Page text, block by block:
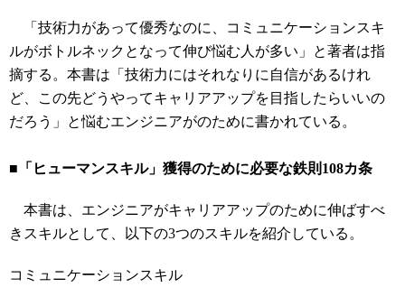
「技術力があって優秀なのに、コミュニケーションスキ
ルがボトルネックとなって伸び悩む人が多い」と著者は指
摘する。本書は「技術力にはそれなりに自信があるけれ
ど、この先どうやってキャリアアップを目指したらいいの
だろう」と悩むエンジニアがのために書かれている。
■「ヒューマンスキル」獲得のために必要な鉄則108カ条
本書は、エンジニアがキャリアアップのために伸ばすべ
きスキルとして、以下の3つのスキルを紹介している。
コミュニケーションスキル